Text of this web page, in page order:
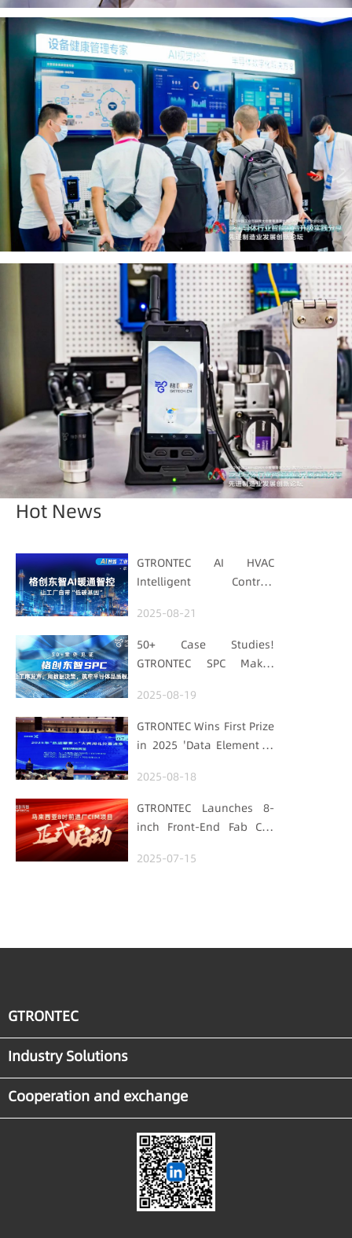
Hot News
GTRONTEC AI HVAC
Intelligent Control:
with "Low-Carbon DNA"
2025-08-21
50+ Case Studies!
GTRONTEC SPC Makes
Data for Decisions,
Strengthens
Semiconductor Quality
2025-08-19
GTRONTEC Wins First Prize
in 2025 'Data Element ×'
Manufacturing Track
2025-08-18
GTRONTEC Launches 8-
inch Front-End Fab CIM
Empowering Global
2025-07-15
GTRONTEC
Industry Solutions
Cooperation and exchange